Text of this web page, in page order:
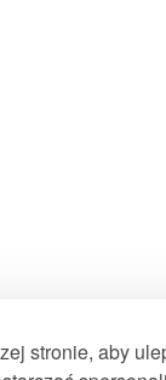
stronie, aby